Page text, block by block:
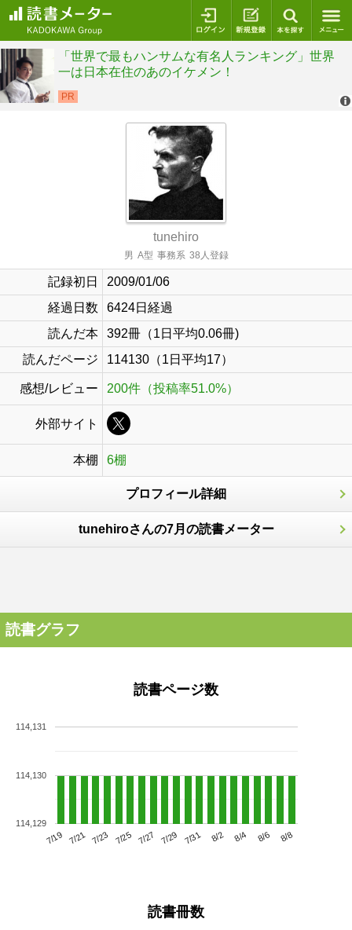
ログイン 新規登録
tunehiro
男 A型 事務系 38人登録
記録初日
2009/01/06
経過日数
6424日経過
読んだ本
392冊（1日平均0.06冊)
読んだページ
114130（1日平均17）
感想/レビュー 200件（投稿率51.0%）
外部サイト
本棚 6棚
プロフィール詳細
tunehiroさんの7月の読書メーター
読書グラフ
読書ページ数
7/19 7/21 7/23 7/25 7/27 7/29 7/31 8/2 8/4 8/6 8/8
114,129
114,130
114,131
読書冊数